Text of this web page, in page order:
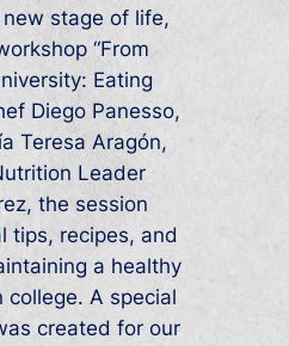
stage of life,
“From
Eating
Diego Panesso,
Teresa Aragón,
Leader
the session
tips, recipes, and
a healthy
A special
created for our